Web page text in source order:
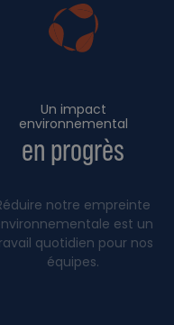
Un impact
environnemental
en progrès
notre empreinte
est un
quotidien pour nos
équipes.